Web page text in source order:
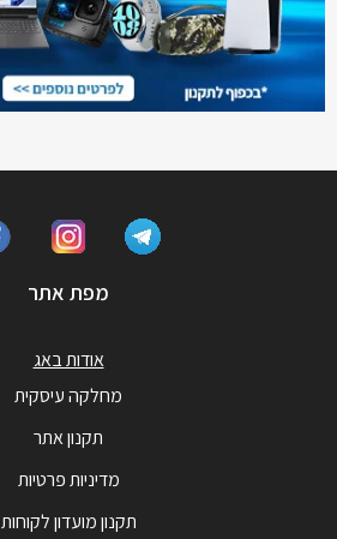
מפת אתר
אודות באג
מחלקה עיסקית
תקנון אתר
מדיניות פרטיות
תקנון מועדון לקוחות